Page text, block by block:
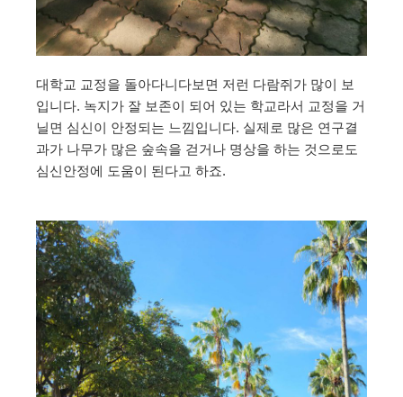
대학교 교정을 돌아다니다보면 저런 다람쥐가 많이 보
입니다. 녹지가 잘 보존이 되어 있는 학교라서 교정을 거
닐면 심신이 안정되는 느낌입니다. 실제로 많은 연구결
과가 나무가 많은 숲속을 걷거나 명상을 하는 것으로도
심신안정에 도움이 된다고 하죠.